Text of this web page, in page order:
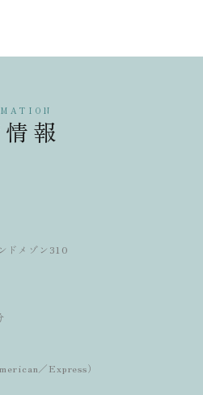
報
ドメゾン310
／Express）